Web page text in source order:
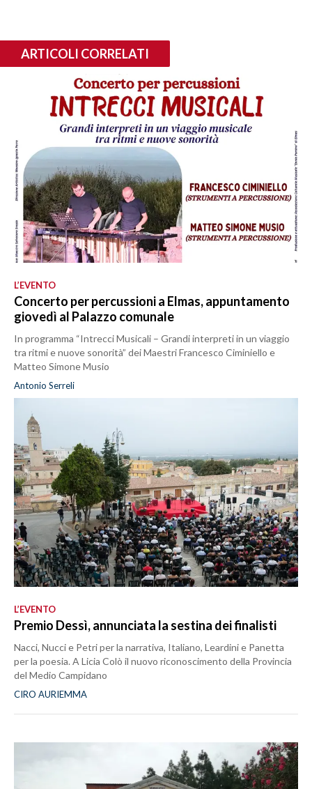
ARTICOLI CORRELATI
L’EVENTO
Concerto per percussioni a Elmas, appuntamento
giovedì al Palazzo comunale
In programma “Intrecci Musicali – Grandi interpreti in un viaggio
tra ritmi e nuove sonorità” dei Maestri Francesco Ciminiello e
Matteo Simone Musio
Antonio Serreli
L’EVENTO
Premio Dessì, annunciata la sestina dei finalisti
Nacci, Nucci e Petri per la narrativa, Italiano, Leardini e Panetta
per la poesia. A Licia Colò il nuovo riconoscimento della Provincia
del Medio Campidano
CIRO AURIEMMA